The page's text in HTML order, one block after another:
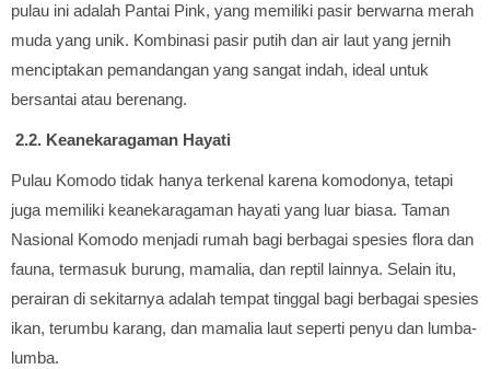
pulau ini adalah Pantai Pink, yang memiliki pasir berwarna merah
muda yang unik. Kombinasi pasir putih dan air laut yang jernih
menciptakan pemandangan yang sangat indah, ideal untuk
bersantai atau berenang.
2.2. Keanekaragaman Hayati
Pulau Komodo tidak hanya terkenal karena komodonya, tetapi
juga memiliki keanekaragaman hayati yang luar biasa. Taman
Nasional Komodo menjadi rumah bagi berbagai spesies flora dan
fauna, termasuk burung, mamalia, dan reptil lainnya. Selain itu,
perairan di sekitarnya adalah tempat tinggal bagi berbagai spesies
ikan, terumbu karang, dan mamalia laut seperti penyu dan lumba-
lumba.